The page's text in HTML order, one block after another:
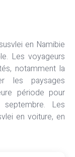
en Namibie
Les voyageurs
notamment la
les paysages
période pour
Les
en voiture, en